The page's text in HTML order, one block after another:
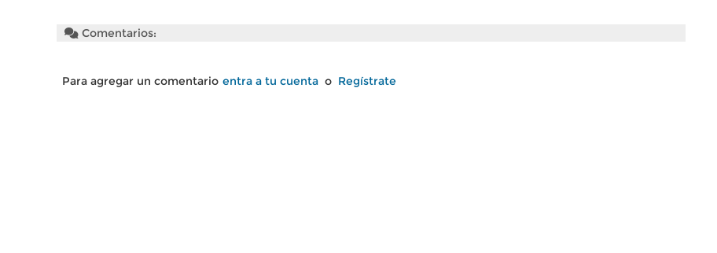
Comentarios:
Para agregar un comentario entra a tu cuenta o Regístrate